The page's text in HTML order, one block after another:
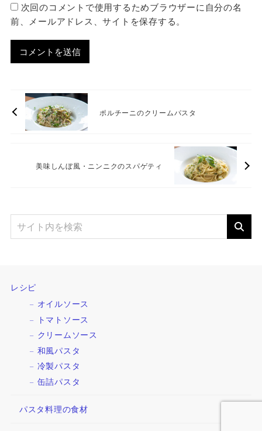
次回のコメントで使用するためブラウザーに自分の名
前、メールアドレス、サイトを保存する。
ポルチーニのクリームパスタ
美味しんぼ風・ニンニクのスパゲティ
レシピ
オイルソース
トマトソース
クリームソース
和風パスタ
冷製パスタ
缶詰パスタ
パスタ料理の食材